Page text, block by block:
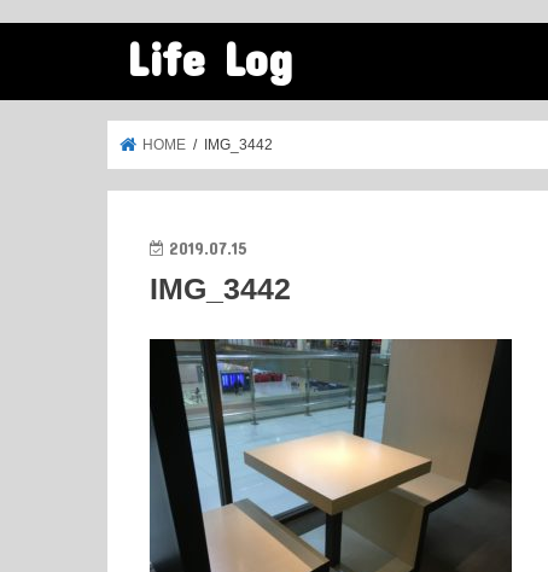
Life Log
HOME IMG_3442
2019.07.15
IMG_3442